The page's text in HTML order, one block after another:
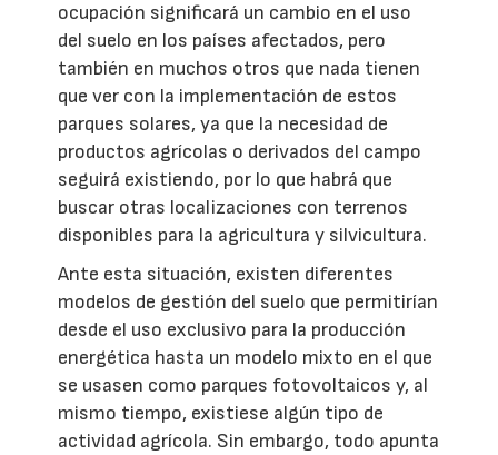
ocupación significará un cambio en el uso
del suelo en los países afectados, pero
también en muchos otros que nada tienen
que ver con la implementación de estos
parques solares, ya que la necesidad de
productos agrícolas o derivados del campo
seguirá existiendo, por lo que habrá que
buscar otras localizaciones con terrenos
disponibles para la agricultura y silvicultura.
Ante esta situación, existen diferentes
modelos de gestión del suelo que permitirían
desde el uso exclusivo para la producción
energética hasta un modelo mixto en el que
se usasen como parques fotovoltaicos y, al
mismo tiempo, existiese algún tipo de
actividad agrícola. Sin embargo, todo apunta